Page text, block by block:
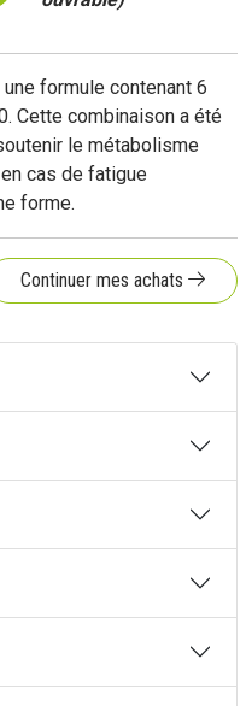
formule contenant 6
Cette combinaison a été
le métabolisme
cas de fatigue
forme.
Continuer mes achats